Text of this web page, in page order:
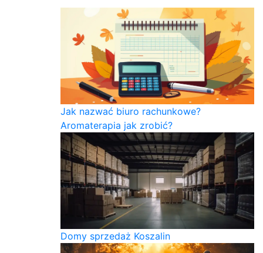
Jak nazwać biuro rachunkowe?
Aromaterapia jak zrobić?
Domy sprzedaż Koszalin